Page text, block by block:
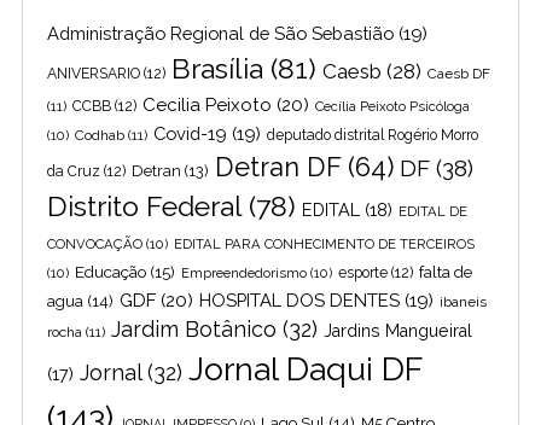
Administração Regional de São Sebastião (19)
ANIVERSARIO (12) Brasília (81) Caesb (28) Caesb DF
(11) CCBB (12) Cecilia Peixoto (20) Cecília Peixoto Psicóloga
(10) Codhab (11) Covid-19 (19) deputado distrital Rogério Morro
da Cruz (12) Detran (13) Detran DF(64) DF (38)
Distrito Federal(78) EDITAL (18) EDITAL DE
CONVOCAÇÃO (10) EDITAL PARA CONHECIMENTO DE TERCEIROS
(10) Educação (15) Empreendedorismo (10) esporte (12) falta de
agua (14) GDF (20) HOSPITAL DOS DENTES (19) ibaneis
rocha (11) Jardim Botânico (32) Jardins Mangueiral
(17) Jornal(32) Jornal Daqui DF
(143)